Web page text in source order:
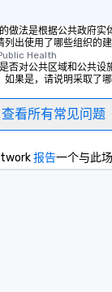
法是根据公共政府实
出使用了哪些组织的建
Health
对公共区域和公共设
果是，请说明采取了哪
查看所有常见问题
报告一个与此